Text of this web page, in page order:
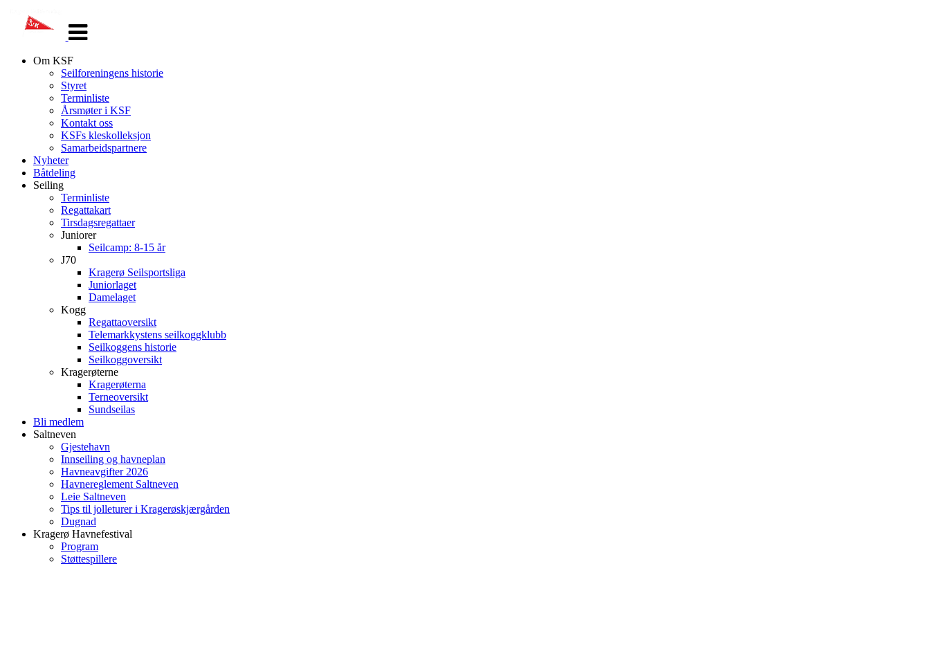
navigasjon
Om KSF
Seilforeningens historie
Styret
Terminliste
Årsmøter i KSF
Kontakt oss
KSFs kleskolleksjon
Samarbeidspartnere
Nyheter
Båtdeling
Seiling
Terminliste
Regattakart
Tirsdagsregattaer
Juniorer
Seilcamp: 8-15 år
J70
Kragerø Seilsportsliga
Juniorlaget
Damelaget
Kogg
Regattaoversikt
Telemarkkystens seilkoggklubb
Seilkoggens historie
Seilkoggoversikt
Kragerøterne
Kragerøterna
Terneoversikt
Sundseilas
Bli medlem
Saltneven
Gjestehavn
Innseiling og havneplan
Havneavgifter 2026
Havnereglement Saltneven
Leie Saltneven
Tips til jolleturer i Kragerøskjærgården
Dugnad
Kragerø Havnefestival
Program
Støttespillere